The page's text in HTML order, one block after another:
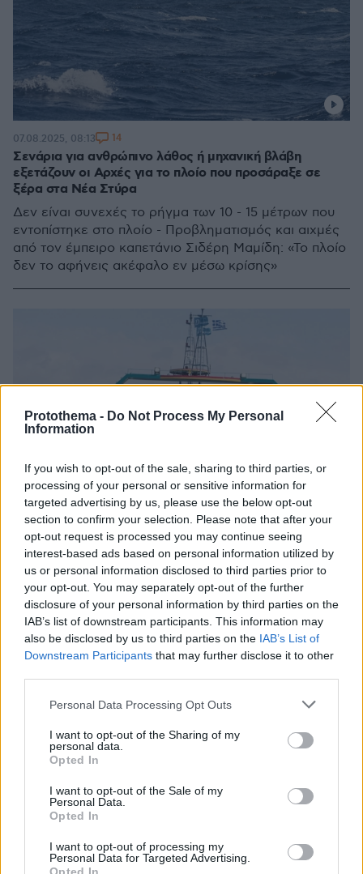
Protothema - Do Not Process My Personal
Information
If you wish to opt-out of the sale, sharing to third parties, or
processing of your personal or sensitive information for
targeted advertising by us, please use the below opt-out
section to confirm your selection. Please note that after your
opt-out request is processed you may continue seeing
interest-based ads based on personal information utilized by
us or personal information disclosed to third parties prior to
your opt-out. You may separately opt-out of the further
disclosure of your personal information by third parties on the
IAB’s list of downstream participants. This information may
also be disclosed by us to third parties on the IAB’s List of
Downstream Participants that may further disclose it to other
Please note that this website/app uses one or more Google
not limited to your visit or usage behaviour. You may click to
grant or deny consent to Google and its third-party tags to
use your data for below specified purposes in below Google
consent section.
Personal Data Processing Opt Outs
I want to opt-out of the Sharing of my
personal data.
Opted In
I want to opt-out of the Sale of my
Personal Data.
Opted In
I want to opt-out of processing my
Personal Data for Targeted Advertising.
Σενάρια για ανθρώπινο λάθος ή μηχανική βλάβη
εξετάζουν οι Αρχές για το πλοίο που προσάραξε σε
ξέρα στα Νέα Στύρα
Δεν είναι συνεχές το ρήγμα των 10 - 15 μέτρων που
εντοπίστηκε στο πλοίο - Προβληματισμός και αιχμές
από τον έμπειρο καπετάνιο Σιδέρη Μαμίδη: «Το πλοίο
δεν το αφήνεις ακέφαλο εν μέσω κρίσης»
07.08.2025, 08:13 14
Ρήγμα 20 μέτρων βρήκαν οι δύτες στο πλοίο που
προσάραξε σε ξέρα στα Νέα Στύρα - Η αποκόλληση και
τα επόμενα βήματα
Το φέρι μποτ θα παραμείνει στο σημείο μέχρι να
κατατεθεί ολοκληρωμένο σχέδιο - Τι αποκάλυψε
07.08.2025, 00:20 50